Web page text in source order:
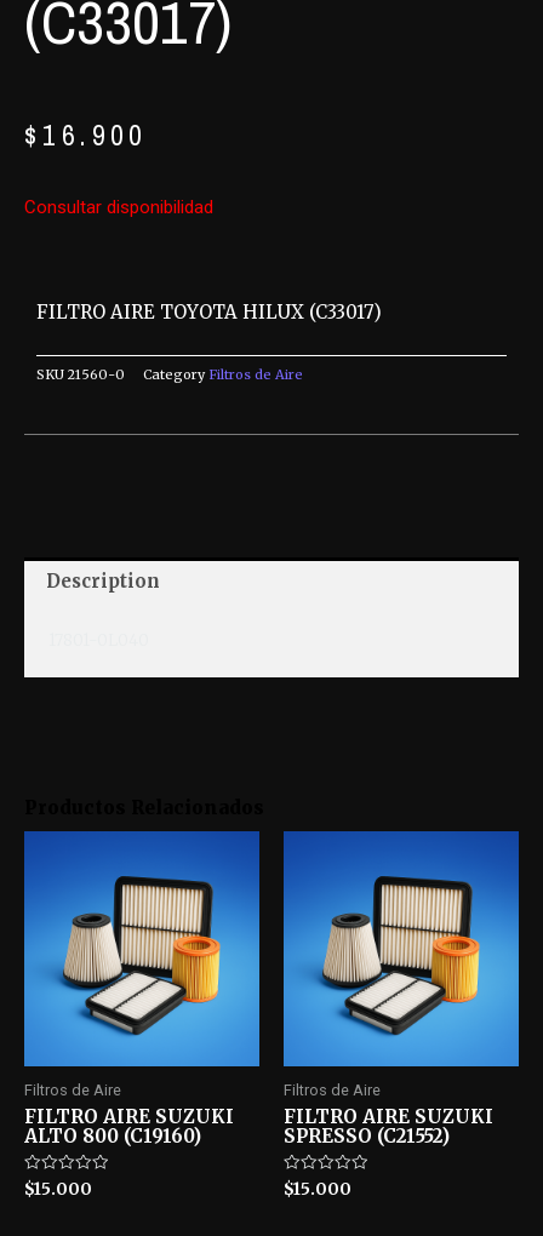
(C33017)
$ 16.900
Consultar disponibilidad
Filtros de Aire
FILTRO AIRE SUZUKI
ALTO 800 (C19160)
Rated
0
$15.000
Filtros de Aire
FILTRO AIRE SUZUKI
SPRESSO (C21552)
Rated
0
$15.000
FILTRO AIRE TOYOTA HILUX (C33017)
SKU 21560-0 Category Filtros de Aire
Description